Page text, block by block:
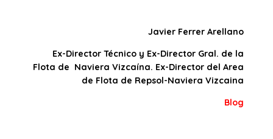
Javier Ferrer Arellano
Ex-Director Técnico y Ex-Director Gral. de la
Flota de Naviera Vizcaína. Ex-Director del Area
de Flota de Repsol-Naviera Vizcaina
Blog